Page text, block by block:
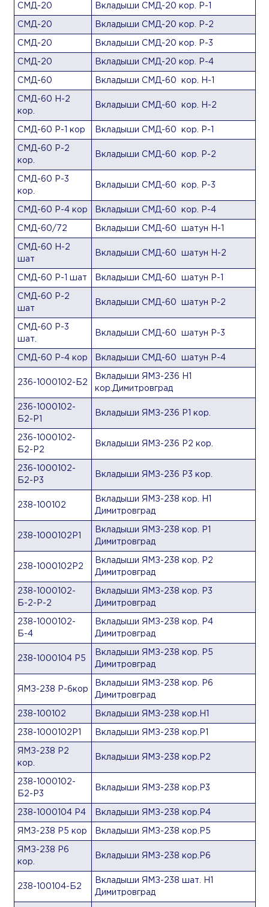
СМД-20 Вкладыши СМД-20 кор. Р-1
СМД-20 Вкладыши СМД-20 кор. Р-2
СМД-20 Вкладыши СМД-20 кор. Р-3
СМД-20 Вкладыши СМД-20 кор. Р-4
СМД-60 Вкладыши СМД-60 кор. Н-1
СМД-60 Н-2
кор.
Вкладыши СМД-60 кор. Н-2
СМД-60 Р-1 кор Вкладыши СМД-60 кор. Р-1
СМД-60 Р-2
кор.
Вкладыши СМД-60 кор. Р-2
СМД-60 Р-3
кор.
Вкладыши СМД-60 кор. Р-3
СМД-60 Р-4 кор Вкладыши СМД-60 кор. Р-4
СМД-60/72 Вкладыши СМД-60 шатун Н-1
СМД-60 Н-2
шат
Вкладыши СМД-60 шатун Н-2
СМД-60 Р-1 шат Вкладыши СМД-60 шатун Р-1
СМД-60 Р-2
шат
Вкладыши СМД-60 шатун Р-2
СМД-60 Р-3
шат.
Вкладыши СМД-60 шатун Р-3
СМД-60 Р-4 кор Вкладыши СМД-60 шатун Р-4
236-1000102-Б2
Вкладыши ЯМЗ-236 Н1
кор.Димитровград
236-1000102-
Б2-Р1
Вкладыши ЯМЗ-236 Р1 кор.
236-1000102-
Б2-Р2
Вкладыши ЯМЗ-236 Р2 кор.
236-1000102-
Б2-Р3
Вкладыши ЯМЗ-236 Р3 кор.
238-100102
Вкладыши ЯМЗ-238 кор. Н1
Димитровград
238-1000102Р1
Вкладыши ЯМЗ-238 кор. Р1
Димитровград
238-1000102Р2
Вкладыши ЯМЗ-238 кор. Р2
Димитровград
238-1000102-
Б-2-Р-2
Вкладыши ЯМЗ-238 кор. Р3
Димитровград
238-1000102-
Б-4
Вкладыши ЯМЗ-238 кор. Р4
Димитровград
238-1000104 Р5
Вкладыши ЯМЗ-238 кор. Р5
Димитровград
ЯМЗ-238 Р-6кор
Вкладыши ЯМЗ-238 кор. Р6
Димитровград
238-100102 Вкладыши ЯМЗ-238 кор.Н1
238-1000102Р1 Вкладыши ЯМЗ-238 кор.Р1
ЯМЗ-238 Р2
кор.
Вкладыши ЯМЗ-238 кор.Р2
238-1000102-
Б2-Р3
Вкладыши ЯМЗ-238 кор.Р3
238-1000104 Р4 Вкладыши ЯМЗ-238 кор.Р4
ЯМЗ-238 Р5 кор Вкладыши ЯМЗ-238 кор.Р5
ЯМЗ-238 Р6
кор.
Вкладыши ЯМЗ-238 кор.Р6
238-100104-Б2
Вкладыши ЯМЗ-238 шат. Н1
Димитровград